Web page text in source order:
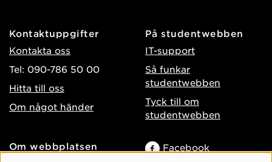
Kontaktuppgifter
Kontakta oss
Tel: 090-786 50 00
Hitta till oss
Om något händer
På studentwebben
IT-support
Så funkar
studentwebben
Tyck till om
studentwebben
Om webbplatsen
Facebook